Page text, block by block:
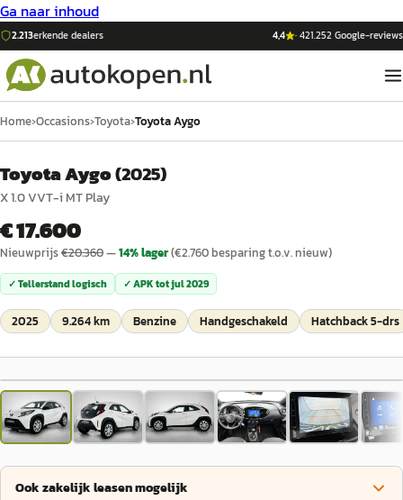
Ga naar inhoud
2.213erkende dealers 4,4 ·421.252Google-reviews
Home›Occasions›Toyota›Toyota Aygo
Toyota Aygo(2025)
X 1.0 VVT-i MT Play
€ 17.600
Nieuwprijs€20.360—14% lager(€2.760besparing t.o.v. nieuw)
✓ Tellerstand logisch ✓ APK totjul 2029
2025 9.264 km Benzine Handgeschakeld Hatchback 5-drs
1/18
Ook zakelijk leasen mogelijk